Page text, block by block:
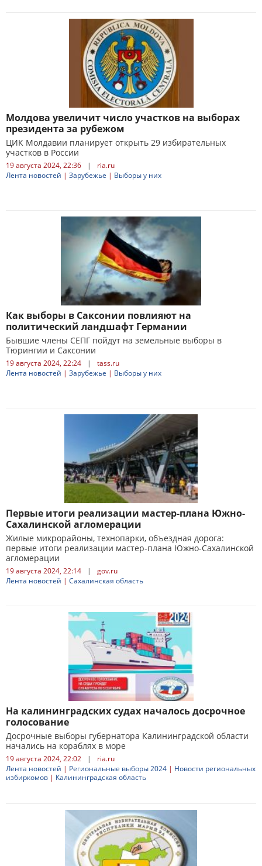
Молдова увеличит число участков на выборах
президента за рубежом
ЦИК Молдавии планирует открыть 29 избирательных
участков в России
19 августа 2024, 22:36 |
ria.ru
Лента новостей | Зарубежье | Выборы у них
Как выборы в Саксонии повлияют на
политический ландшафт Германии
Бывшие члены СЕПГ пойдут на земельные выборы в
Тюрингии и Саксонии
19 августа 2024, 22:24 |
tass.ru
Лента новостей | Зарубежье | Выборы у них
Первые итоги реализации мастер-плана Южно-
Сахалинской агломерации
Жилые микрорайоны, технопарки, объездная дорога:
первые итоги реализации мастер-плана Южно-Сахалинской
агломерации
19 августа 2024, 22:14 |
gov.ru
Лента новостей | Сахалинская область
На калининградских судах началось досрочное
голосование
Досрочные выборы губернатора Калининградской области
начались на кораблях в море
19 августа 2024, 22:02 |
ria.ru
Лента новостей | Региональные выборы 2024 | Новости региональных
избиркомов | Калининградская область